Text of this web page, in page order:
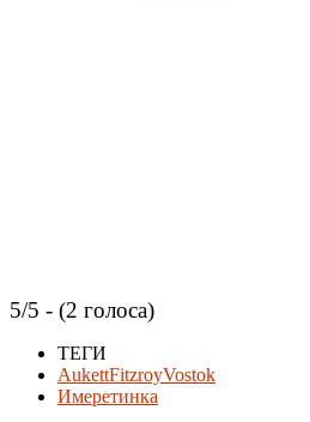
5/5 - (2 голоса)
ТЕГИ
AukettFitzroyVostok
Имеретинка